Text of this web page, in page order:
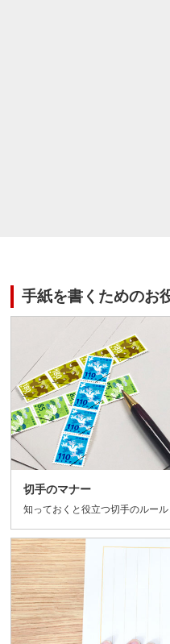
手紙を書くためのお
切手のマナー
知っておくと役立つ切手のルール